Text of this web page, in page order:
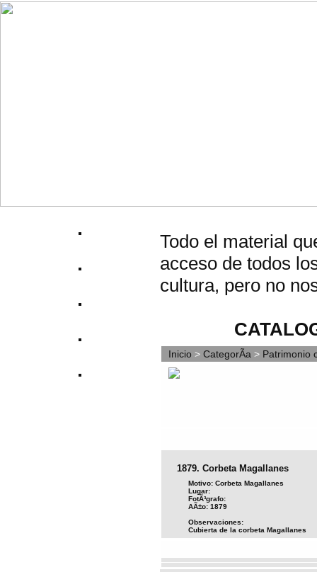
Todo el material
acceso de todos
cultura, pero no
Inicio > CategorÃ­a > Patrimonio
1879. Corbeta Magallanes
Motivo: Corbeta Magallanes
Lugar:
FotÃ³grafo:
AÃ±o: 1879
Observaciones:
Cubierta de la corbeta Magallanes